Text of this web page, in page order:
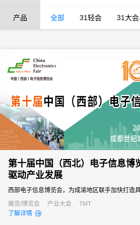
产品 全部 31轻会 31大会
第十届中国（西北）电子信息博
驱动产业发展
西部电子信息博览会，为成渝地区联手加快打造
电子信息产业集群作出了重要贡献，未来必然可期
展览/博览会 产业大会
TMT
了解详情